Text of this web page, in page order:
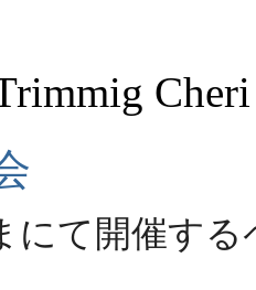
にて開催す